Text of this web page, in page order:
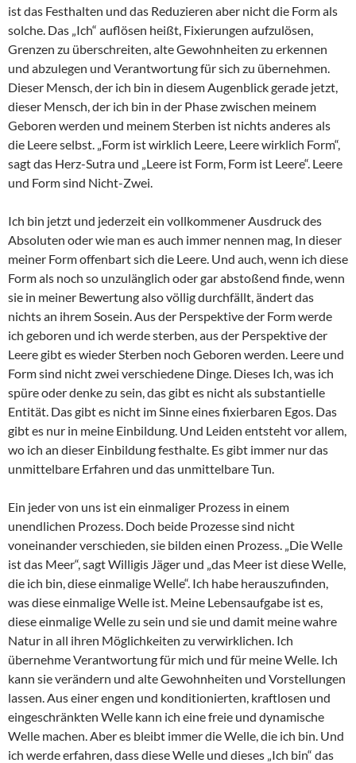
ist das Festhalten und das Reduzieren aber nicht die Form als
solche. Das „Ich“ auflösen heißt, Fixierungen aufzulösen,
Grenzen zu überschreiten, alte Gewohnheiten zu erkennen
und abzulegen und Verantwortung für sich zu übernehmen.
Dieser Mensch, der ich bin in diesem Augenblick gerade jetzt,
dieser Mensch, der ich bin in der Phase zwischen meinem
Geboren werden und meinem Sterben ist nichts anderes als
die Leere selbst. „Form ist wirklich Leere, Leere wirklich Form“,
sagt das Herz-Sutra und „Leere ist Form, Form ist Leere“. Leere
und Form sind Nicht-Zwei.
Ich bin jetzt und jederzeit ein vollkommener Ausdruck des
Absoluten oder wie man es auch immer nennen mag, In dieser
meiner Form offenbart sich die Leere. Und auch, wenn ich diese
Form als noch so unzulänglich oder gar abstoßend finde, wenn
sie in meiner Bewertung also völlig durchfällt, ändert das
nichts an ihrem Sosein. Aus der Perspektive der Form werde
ich geboren und ich werde sterben, aus der Perspektive der
Leere gibt es wieder Sterben noch Geboren werden. Leere und
Form sind nicht zwei verschiedene Dinge. Dieses Ich, was ich
spüre oder denke zu sein, das gibt es nicht als substantielle
Entität. Das gibt es nicht im Sinne eines fixierbaren Egos. Das
gibt es nur in meine Einbildung. Und Leiden entsteht vor allem,
wo ich an dieser Einbildung festhalte. Es gibt immer nur das
unmittelbare Erfahren und das unmittelbare Tun.
Ein jeder von uns ist ein einmaliger Prozess in einem
unendlichen Prozess. Doch beide Prozesse sind nicht
voneinander verschieden, sie bilden einen Prozess. „Die Welle
ist das Meer“, sagt Willigis Jäger und „das Meer ist diese Welle,
die ich bin, diese einmalige Welle“. Ich habe herauszufinden,
was diese einmalige Welle ist. Meine Lebensaufgabe ist es,
diese einmalige Welle zu sein und sie und damit meine wahre
Natur in all ihren Möglichkeiten zu verwirklichen. Ich
übernehme Verantwortung für mich und für meine Welle. Ich
kann sie verändern und alte Gewohnheiten und Vorstellungen
lassen. Aus einer engen und konditionierten, kraftlosen und
eingeschränkten Welle kann ich eine freie und dynamische
Welle machen. Aber es bleibt immer die Welle, die ich bin. Und
ich werde erfahren, dass diese Welle und dieses „Ich bin“ das